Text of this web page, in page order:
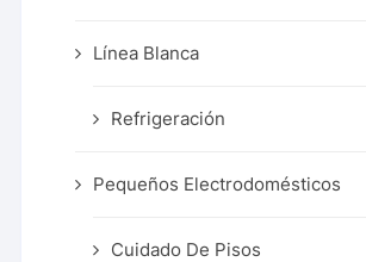
Línea Blanca
Refrigeración
Pequeños Electrodomésticos
Cuidado De Pisos